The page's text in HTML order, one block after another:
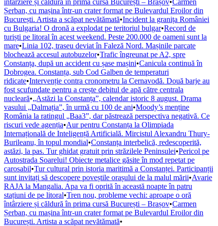
întârziere și căldură în prima cursă București – Brașov•Carmen
Șerban, cu mașina într-un crater format pe Bulevardul Eroilor din
București. Artista a scăpat nevătămată•Incident la granița României
cu Bulgaria! O dronă a explodat pe teritoriul bulgar•Record de
turiști pe litoral în acest weekend. Peste 200.000 de oameni sunt la
mare•Linia 102, traseu deviat în Faleză Nord. Mașinile parcate
blochează accesul autobuzelor•Trafic îngreunat pe A2, spre
Constanța, după un accident cu șase mașini•Canicula continuă în
Dobrogea. Constanța, sub Cod Galben de temperaturi
ridicate•Intervenție contra cronometru la Cernavodă. Două barje au
fost scufundate pentru a crește debitul de apă către centrala
nucleară•„Astăzi la Constanța”, calendar istoric 8 august. Drama
vasului „Dalmația”, în urmă cu 100 de ani•Moody’s menține
România la ratingul „Baa3”, dar păstrează perspectiva negativă. Ce
riscuri vede agenția•Aur pentru Constanța la Olimpiada
Internațională de Inteligență Artificială. Mircistul Alexandru Thury-
Burileanu, în topul mondial•Constanța interbelică, redescoperită,
astăzi, la pas. Tur ghidat gratuit prin străzilele Peninsulei•Pericol pe
Autostrada Soarelui! Obiecte metalice găsite în mod repetat pe
carosabil•Tur cultural prin istoria maritimă a Constanței. Participanții
sunt invitați să descopere poveștile orașului de la malul mării•Avarie
RAJA la Mangalia. Apa va fi oprită în această noapte în patru
stațiuni de pe litoral•Tren nou, probleme vechi: aproape o oră
întârziere și căldură în prima cursă București – Brașov•Carmen
Șerban, cu mașina într-un crater format pe Bulevardul Eroilor din
București. Artista a scăpat nevătămată•